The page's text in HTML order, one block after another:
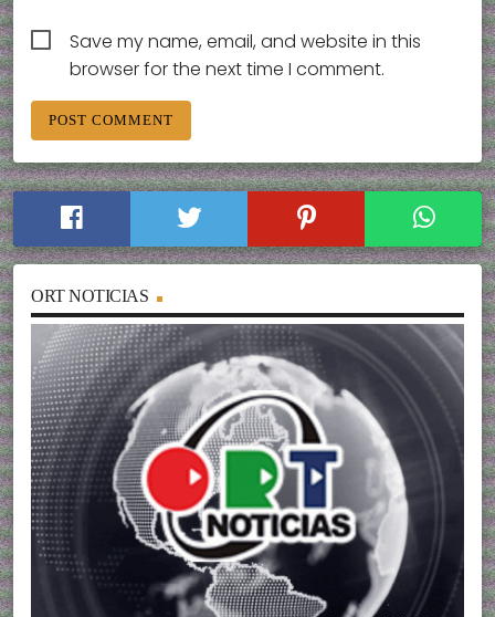
Save my name, email, and website in this
browser for the next time I comment.
ORT NOTICIAS